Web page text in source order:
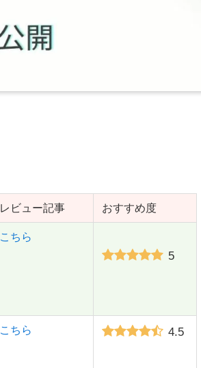
レビュー記事 おすすめ度
こちら
5
こちら 4.5